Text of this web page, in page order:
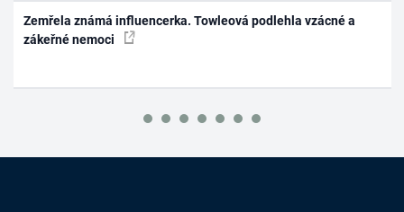
Zemřela známá influencerka. Towleová podlehla vzácné a
zákeřné nemoci